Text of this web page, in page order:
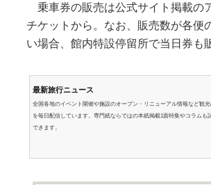
乗車券の販売は公式サイト掲載の
チケットから。なお、販売数が各便
い場合、館内特設停留所で当日券も
最新旅行ニュース
全国各地のイベント開催や施設のオープン・リニューアル情報など観光
を毎日配信しています。専門紙ならではの本紙掲載1面特集やコラムも
できます。